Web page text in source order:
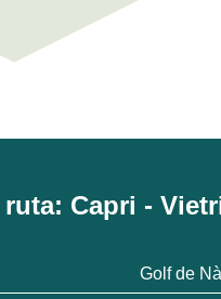
Capri -
Golf de